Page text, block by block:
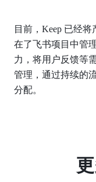
目前，Keep 已经
在了飞书项目中管
力，将用户反馈等
管理，通过持续的
分配。